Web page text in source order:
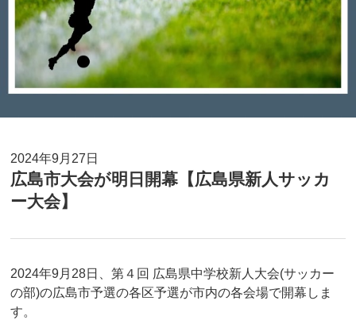
2024年9月27日
広島市大会が明日開幕【広島県新人サッカ
ー大会】
2024年9月28日、第４回 広島県中学校新人大会(サッカー
の部)の広島市予選の各区予選が市内の各会場で開幕しま
す。